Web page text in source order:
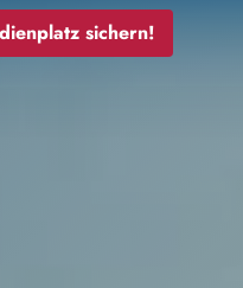
sichern!